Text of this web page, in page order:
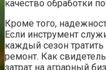
качество обработки
Кроме того,
Если инструмент
каждый сезон
ремонт. Как
затрат на аграрный